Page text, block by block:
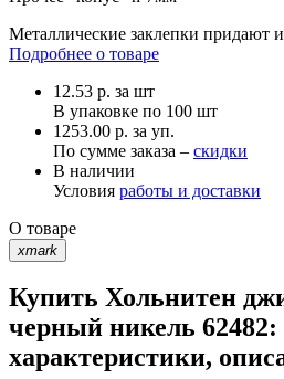
Металлические заклепки придают
Подробнее о товаре
12.53 р. за шт
В упаковке по 100 шт
1253.00 р. за уп.
По сумме заказа – скидки
В наличии
Условия работы и доставки
О товаре
xmark
Купить Хольнитен
черный никель 62482:
характеристики,